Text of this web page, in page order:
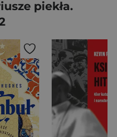
piekła.